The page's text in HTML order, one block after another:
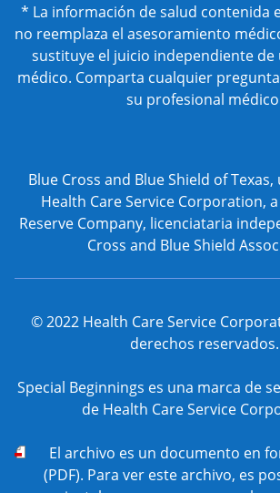
* La información de salud contenida
no reemplaza el asesoramiento
sustituye el juicio independiente
médico. Comparta cualquier
su profesional
Blue Cross and Blue Shield of
Health Care Service Corporation,
Reserve Company, licenciataria
Cross and Blue Shield
© 2022 Health Care Service
derechos reservados.
Special Beginnings es una marca de
de Health Care Service
El archivo PDF
es un documento en
(PDF). Para ver este archivo, es